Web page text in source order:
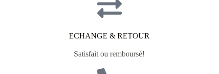
ECHANGE & RETOUR
Satisfait ou remboursé!